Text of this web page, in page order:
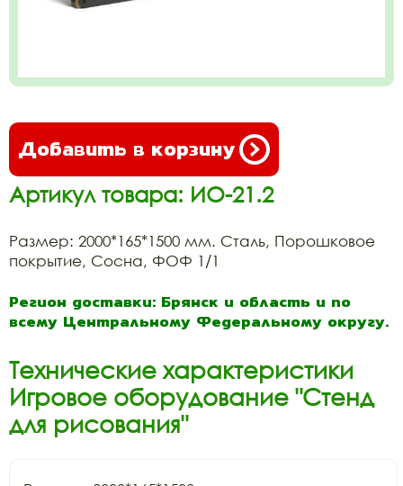
Добавить в корзину
Артикул товара: ИО-21.2
Размер: 2000*165*1500 мм. Сталь, Порошковое
покрытие, Сосна, ФОФ 1/1
Регион доставки: Брянск и область и по
всему Центральному Федеральному округу.
Технические характеристики
Игровое оборудование "Стенд
для рисования"